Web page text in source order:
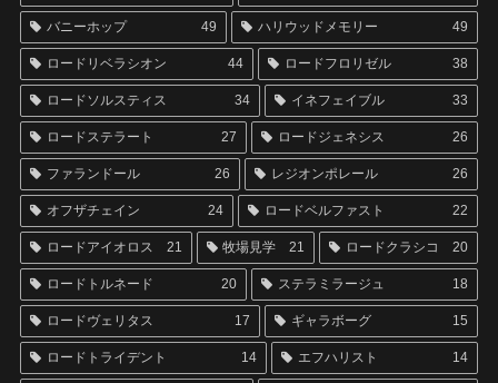
バニーホップ 49 ハリウッドメモリー 49
ロードリベラシオン 44 ロードフロリゼル 38
ロードソルスティス 34 イネフェイブル 33
ロードステラート 27 ロードジェネシス 26
ファランドール 26 レジオンポレール 26
オフザチェイン 24 ロードベルファスト 22
ロードアイオロス 21 牧場見学 21 ロードクラシコ 20
ロードトルネード 20 ステラミラージュ 18
ロードヴェリタス 17 ギャラボーグ 15
ロードトライデント 14 エフハリスト 14